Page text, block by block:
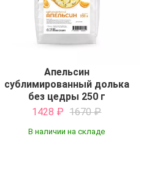
Апельсин
сублимированный долька
без цедры 250 г
1428 ₽ 1670₽
В наличии на складе